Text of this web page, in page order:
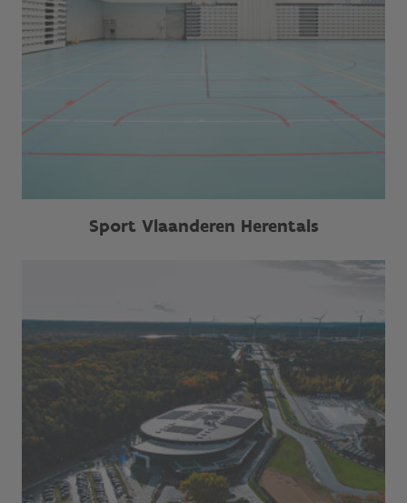
Sport Vlaanderen Herentals